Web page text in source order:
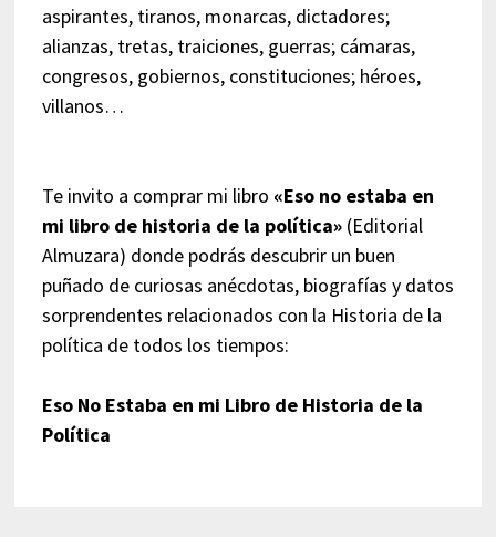
aspirantes, tiranos, monarcas, dictadores;
alianzas, tretas, traiciones, guerras; cámaras,
congresos, gobiernos, constituciones; héroes,
villanos…
Te invito a comprar mi libro «Eso no estaba en
mi libro de historia de la política»(Editorial
Almuzara) donde podrás descubrir un buen
puñado de curiosas anécdotas, biografías y datos
sorprendentes relacionados con la Historia de la
política de todos los tiempos:
Eso No Estaba en mi Libro de Historia de la
Política